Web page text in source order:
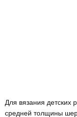
Для вязания детских
средней толщины